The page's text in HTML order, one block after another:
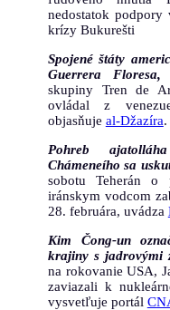
nedostatok
krízy Bukurešti
Spojené štáty
Guerrera Floresa,
skupiny Tren de
ovládal z
objasňuje al-Džazíra.
Pohreb
Chámeneího sa
sobotu Teherán o
iránskym vodcom
28. februára, uvádza
Kim Čong-un
krajiny s jadrovými
na rokovanie USA,
zaviazali k
vysvetľuje portál